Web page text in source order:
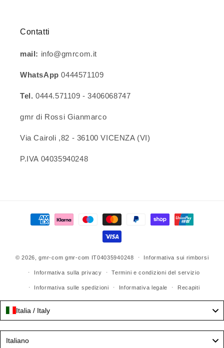
Contatti
mail: info@gmrcom.it
WhatsApp0444571109
Tel. 0444.571109 - 3406068747
gmr di Rossi Gianmarco
Via Cairoli ,82 - 36100 VICENZA (VI)
P.IVA 04035940248
Metodi
© 2026,gmr-com gmr-com IT04035940248 Informativa sui rimborsi
Informativa sulla privacy Termini e condizioni del servizio
Informativa sulle spedizioni Informativa legale Recapiti
Italia / Italy
Italiano